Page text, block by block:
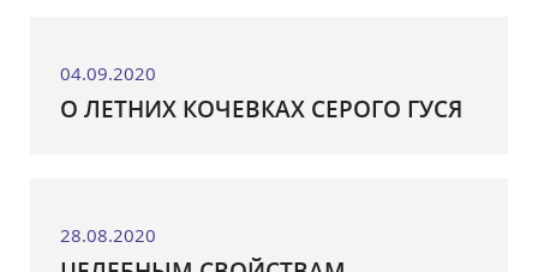
04.09.2020
О ЛЕТНИХ КОЧЕВКАХ СЕРОГО ГУСЯ
28.08.2020